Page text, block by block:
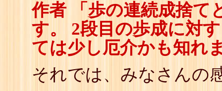
作者 「歩の連続成捨て
す。 2段目の歩成に対
ては少し厄介かも知れ
それでは、みなさんの